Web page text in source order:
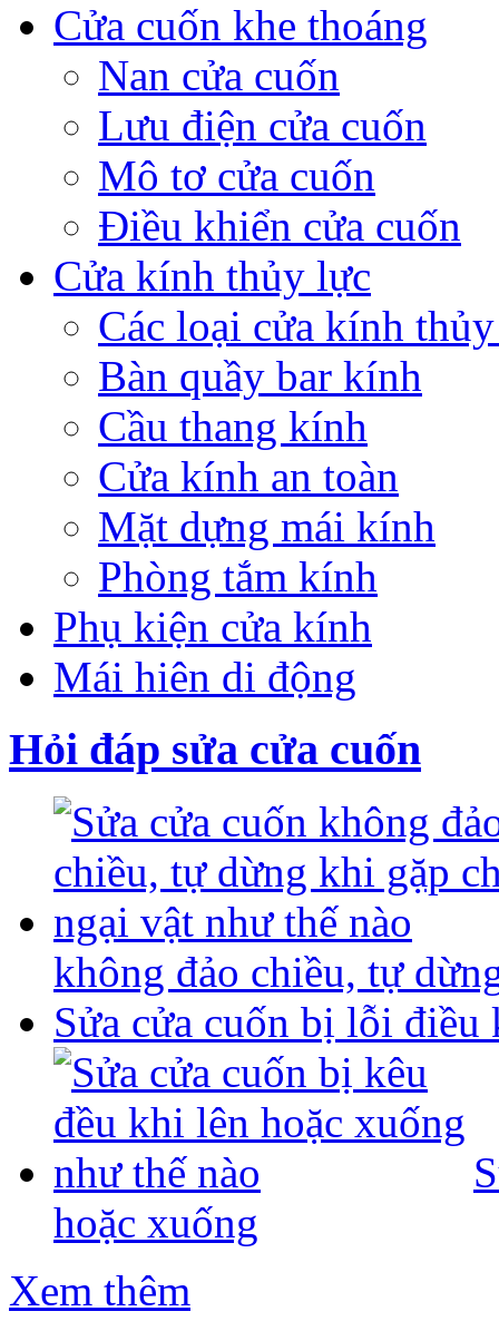
Cửa cuốn khe thoáng
Nan cửa cuốn
Lưu điện cửa cuốn
Mô tơ cửa cuốn
Điều khiển cửa cuốn
Cửa kính thủy lực
Các loại cửa kính
Bàn quầy bar kính
Cầu thang kính
Cửa kính an toàn
Mặt dựng mái kính
Phòng tắm kính
Phụ kiện cửa kính
Mái hiên di động
Hỏi đáp sửa cửa cuốn
không đảo chiều, tự
Sửa cửa cuốn bị lỗi điều
hoặc xuống
Xem thêm